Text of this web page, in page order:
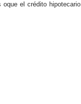
oque el crédito hipotecario